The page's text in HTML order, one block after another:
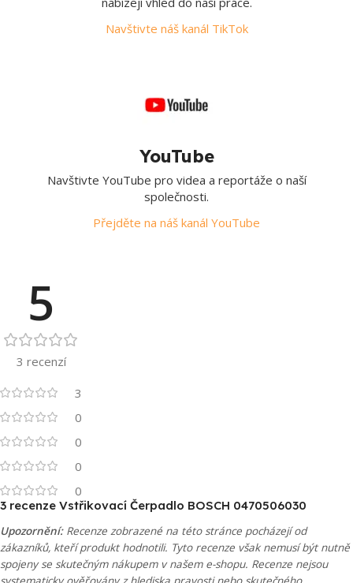
Navštivte náš kanál TikTok
YouTube
Navštivte YouTube pro videa a reportáže o naší
společnosti.
Přejděte na náš kanál YouTube
5
3 recenzí
3
0
0
0
0
3 recenze Vstřikovací Čerpadlo BOSCH 0470506030
Upozornění:Recenze zobrazené na této stránce pocházejí od
zákazníků, kteří produkt hodnotili. Tyto recenze však nemusí být nutně
spojeny se skutečným nákupem v našem e-shopu. Recenze nejsou